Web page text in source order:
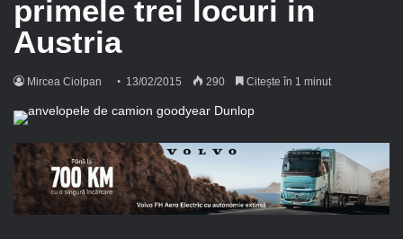
primele trei locuri in
Austria
Mircea Ciolpan 13/02/2015 290 Citește în 1 minut